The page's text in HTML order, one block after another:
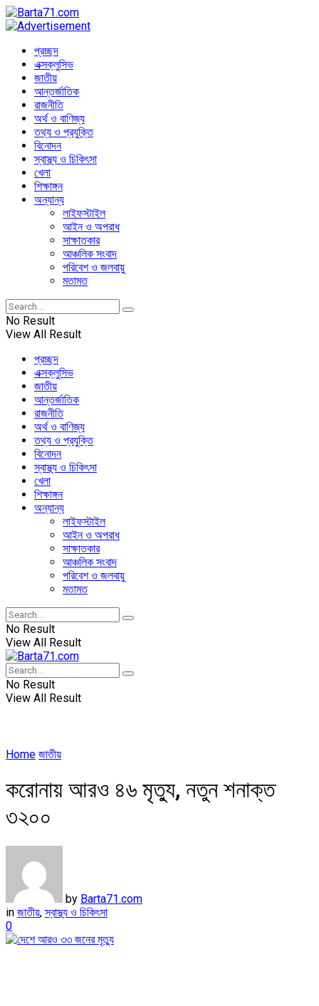
প্রচ্ছদ
এক্সক্লুসিভ
জাতীয়
আন্তর্জাতিক
রাজনীতি
অর্থ ও বাণিজ্য
তথ্য ও প্রযুক্তি
বিনোদন
স্বাস্থ্য ও চিকিৎসা
খেলা
শিক্ষাঙ্গন
অন্যান্য
লাইফস্টাইল
আইন ও অপরাধ
সাক্ষাতকার
আঞ্চলিক সংবাদ
পরিবেশ ও জলবায়ু
মতামত
No Result
View All Result
প্রচ্ছদ
এক্সক্লুসিভ
জাতীয়
আন্তর্জাতিক
রাজনীতি
অর্থ ও বাণিজ্য
তথ্য ও প্রযুক্তি
বিনোদন
স্বাস্থ্য ও চিকিৎসা
খেলা
শিক্ষাঙ্গন
অন্যান্য
লাইফস্টাইল
আইন ও অপরাধ
সাক্ষাতকার
আঞ্চলিক সংবাদ
পরিবেশ ও জলবায়ু
মতামত
No Result
View All Result
No Result
View All Result
Home জাতীয়
করোনায় আরও ৪৬ মৃত্যু, নতুন শনাক্ত
৩২০০
by Barta71.com
in জাতীয়,স্বাস্থ্য ও চিকিৎসা
0